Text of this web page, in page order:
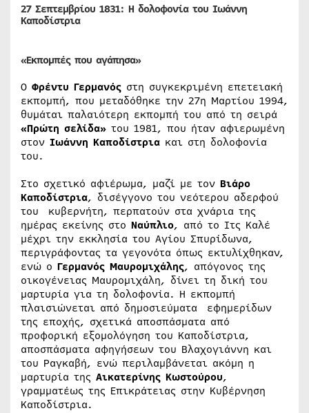
27 Σεπτεμβρίου 1831: Η δολοφονία του Ιωάννη
Καποδίστρια
«Εκπομπές που αγάπησα»
Ο Φρέντυ Γερμανός στη συγκεκριμένη επετειακή
εκπομπή, που μεταδόθηκε την 27η Μαρτίου 1994,
θυμάται παλαιότερη εκπομπή του από τη σειρά
«Πρώτη σελίδα» του 1981, που ήταν αφιερωμένη
στον Ιωάννη Καποδίστρια και στη δολοφονία
του.
Στο σχετικό αφιέρωμα, μαζί με τον Βιάρο
Καποδίστρια, δισέγγονο του νεότερου αδερφού
του κυβερνήτη, περπατούν στα χνάρια της
ημέρας εκείνης στο Ναύπλιο, από το Ιτς Καλέ
μέχρι την εκκλησία του Αγίου Σπυρίδωνα,
περιγράφοντας τα γεγονότα όπως εκτυλίχθηκαν,
ενώ ο Γερμανός Μαυρομιχάλης, απόγονος της
οικογένειας Μαυρομιχάλη, δίνει τη δική του
μαρτυρία για τη δολοφονία. Η εκπομπή
πλαισιώνεται από δημοσιεύματα εφημερίδων
της εποχής, σχετικά αποσπάσματα από
προφορική εξομολόγηση του Καποδίστρια,
αποσπάσματα αφηγήσεων του Βλαχογιάννη και
του Ραγκαβή, ενώ περιλαμβάνεται ακόμη η
μαρτυρία της Αικατερίνης Κωστούρου,
γραμματέως της Επικράτειας στην Κυβέρνηση
Καποδίστρια.